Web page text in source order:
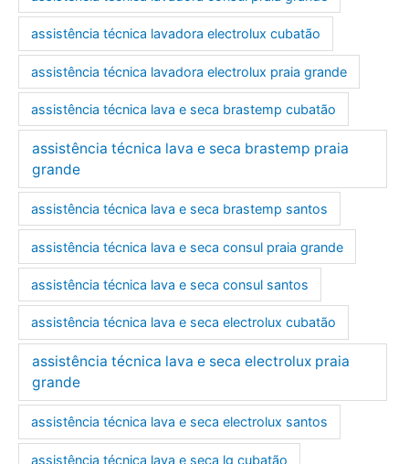
assistência técnica lavadora electrolux cubatão
assistência técnica lavadora electrolux praia grande
assistência técnica lava e seca brastemp cubatão
assistência técnica lava e seca brastemp praia
grande
assistência técnica lava e seca brastemp santos
assistência técnica lava e seca consul praia grande
assistência técnica lava e seca consul santos
assistência técnica lava e seca electrolux cubatão
assistência técnica lava e seca electrolux praia
grande
assistência técnica lava e seca electrolux santos
assistência técnica lava e seca lg cubatão